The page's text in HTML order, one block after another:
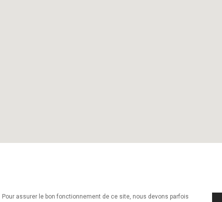
Pour assurer le bon fonctionnement de ce site, nous devons parfois